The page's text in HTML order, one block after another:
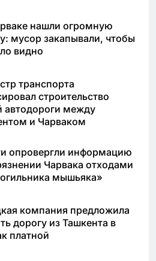
нашли огромную
мусор закапывали, чтобы
видно
транспорта
строительство
автодороги между
и Чарваком
опровергли информацию
Чарвака отходами
мышьяка»
компания предложила
дорогу из Ташкента в
платной